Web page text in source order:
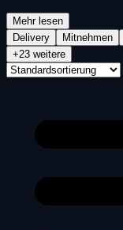
Mehr lesen
Delivery
Mitnehmen
+23 weitere